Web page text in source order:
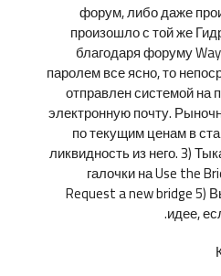
форум, либо даже
произошло с той же
благодаря форуму
паролем все ясно, то
отправлен системой на
электронную почту.
по текущим ценам в
ликвидность из него. 3)
галочки на Use the
Request a new bridge 5)
идее,